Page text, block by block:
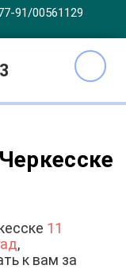
91/00561129
11
,
к вам за